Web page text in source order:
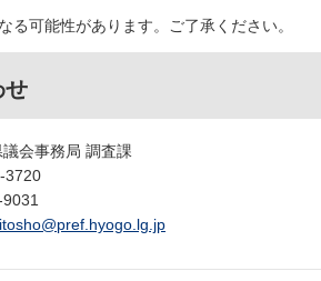
る可能性があります。ご了承ください。
せ
会事務局 調査課
3720